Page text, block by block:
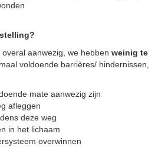
aanwezig, we hebben weinig te
voldoende barrières/ hindernissen,
mate aanwezig zijn
afleggen
deze weg
in het lichaam
overwinnen